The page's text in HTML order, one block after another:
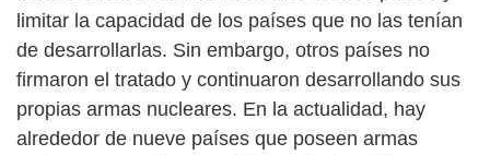
limitar la capacidad de los países que no las tenían
de desarrollarlas. Sin embargo, otros países no
firmaron el tratado y continuaron desarrollando sus
propias armas nucleares. En la actualidad, hay
alrededor de nueve países que poseen armas